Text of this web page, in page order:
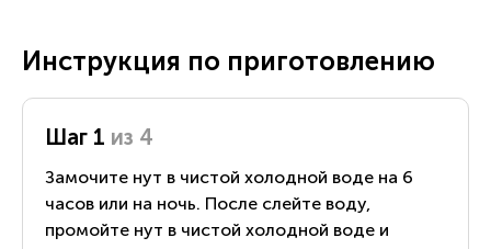
Инструкция по приготовлению
Шаг 1 из 4
Замочите нут в чистой холодной воде на 6
часов или на ночь. После слейте воду,
промойте нут в чистой холодной воде и